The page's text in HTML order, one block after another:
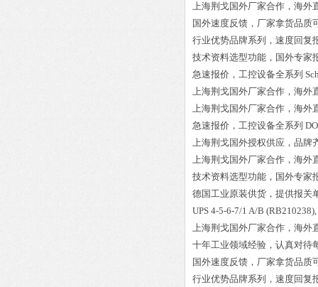
上海荆戈国外厂家合作，海外
国外速度反馈，厂家拿货品质
行业优势品牌系列，速度回复
技术资料选型功能，国外专家
急速报价，工控设备全系列
上海荆戈国外厂家合作，海外
上海荆戈国外厂家合作，海外
急速报价，工控设备全系列
上海荆戈国外授权供应，品牌
上海荆戈国外厂家合作，海外
技术资料选型功能，国外专家
德国工业原装供货，提供报关
UPS 4-5-6-7/1 A/B
上海荆戈国外厂家合作，海外
十年工业领域经验，认真对待
国外速度反馈，厂家拿货品质
行业优势品牌系列，速度回复